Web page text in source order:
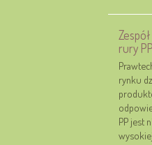
rury
rynku
PP jest